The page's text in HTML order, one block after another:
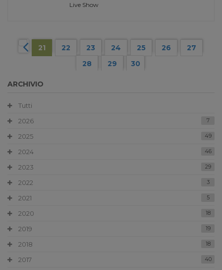
Live Show
21 22 23 24 25 26
27
28
29 30
ARCHIVIO
Tutti
2026
7
2025 49
2024 46
2023 29
2022 3
2021 5
2020 18
2019 19
2018 18
2017 40